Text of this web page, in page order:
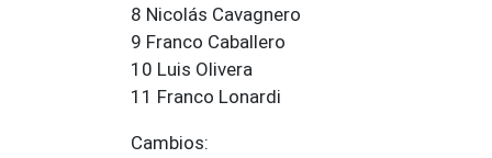
8 Nicolás Cavagnero
9 Franco Caballero
10 Luis Olivera
11 Franco Lonardi
Cambios: